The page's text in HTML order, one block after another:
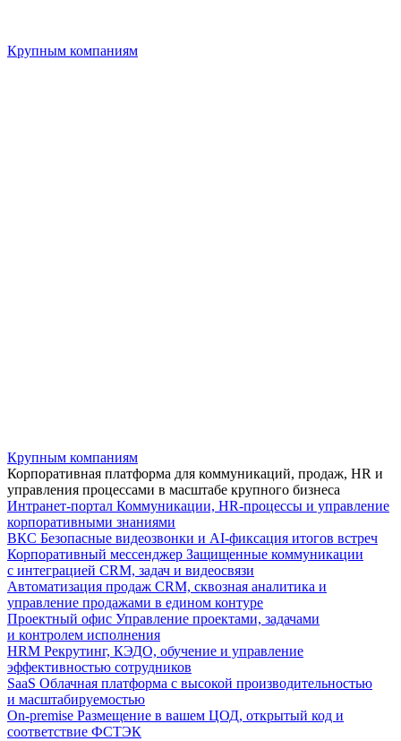
Крупным компаниям
Крупным компаниям
Корпоративная платформа для коммуникаций, продаж, HR и
управления процессами в масштабе крупного бизнеса
Интранет-портал Коммуникации, HR-процессы и управление
корпоративными знаниями
ВКС Безопасные видеозвонки и AI-фиксация итогов встреч
Корпоративный мессенджер Защищенные коммуникации
с интеграцией CRM, задач и видеосвязи
Автоматизация продаж CRM, сквозная аналитика и
управление продажами в едином контуре
Проектный офис Управление проектами, задачами
и контролем исполнения
HRM Рекрутинг, КЭДО, обучение и управление
эффективностью сотрудников
SaaS Облачная платформа с высокой производительностью
и масштабируемостью
On-premise Размещение в вашем ЦОД, открытый код и
соответствие ФСТЭК